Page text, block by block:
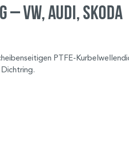
VW, Audi, Skoda
PTFE-